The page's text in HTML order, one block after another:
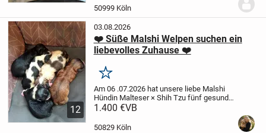
sehr lernbegierige kleine Hündin. Sie...
50999 Köln
12
03.08.2026
❤️ Süße Malshi Welpen suchen ein
liebevolles Zuhause ❤️
Merken
Am 06 .07.2026 hat unsere liebe Malshi
Hündin Malteser × Shih Tzu fünf gesunde
Welpen zur Welt gebracht
geflecktDer Malshi ist eine wundervolle...
1.400 €VB
50829 Köln